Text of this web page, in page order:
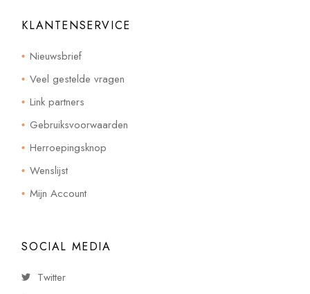
KLANTENSERVICE
Nieuwsbrief
Veel gestelde vragen
Link partners
Gebruiksvoorwaarden
Herroepingsknop
Wenslijst
Mijn Account
SOCIAL MEDIA
Twitter